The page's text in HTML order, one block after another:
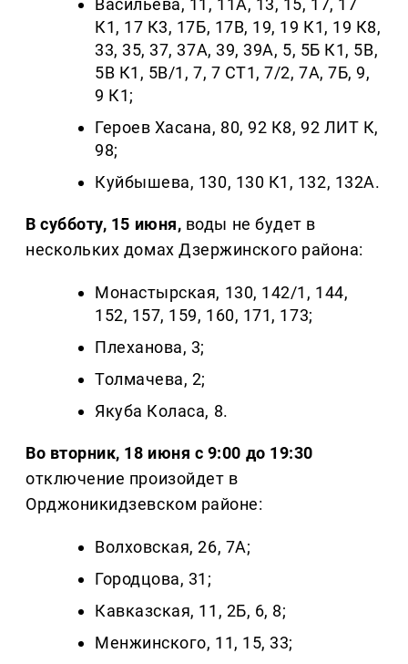
Васильева, 11, 11А, 13, 15, 17, 17
К1, 17 К3, 17Б, 17В, 19, 19 К1, 19 К8,
33, 35, 37, 37А, 39, 39А, 5, 5Б К1, 5В,
5В К1, 5В/1, 7, 7 СТ1, 7/2, 7А, 7Б, 9,
9 К1;
Героев Хасана, 80, 92 К8, 92 ЛИТ К,
98;
Куйбышева, 130, 130 К1, 132, 132А.
В субботу, 15 июня, воды не будет в
нескольких домах Дзержинского района:
Монастырская, 130, 142/1, 144,
152, 157, 159, 160, 171, 173;
Плеханова, 3;
Толмачева, 2;
Якуба Коласа, 8.
Во вторник, 18 июня с 9:00 до 19:30
отключение произойдет в
Орджоникидзевском районе:
Волховская, 26, 7А;
Городцова, 31;
Кавказская, 11, 2Б, 6, 8;
Менжинского, 11, 15, 33;